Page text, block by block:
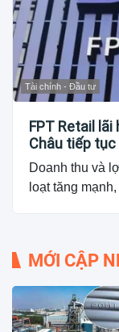
Tài chính - Đầu tư
FPT Retail lãi
Châu tiếp
Doanh thu và
loạt tăng
MỚI CẬP